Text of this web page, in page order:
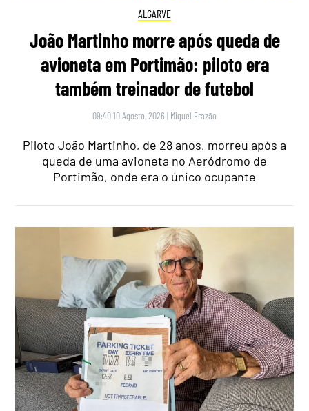
ALGARVE
João Martinho morre após queda de
avioneta em Portimão: piloto era
também treinador de futebol
09:40 10 Agosto, 2026 | Miguel Frazão
Piloto João Martinho, de 28 anos, morreu após a
queda de uma avioneta no Aeródromo de
Portimão, onde era o único ocupante